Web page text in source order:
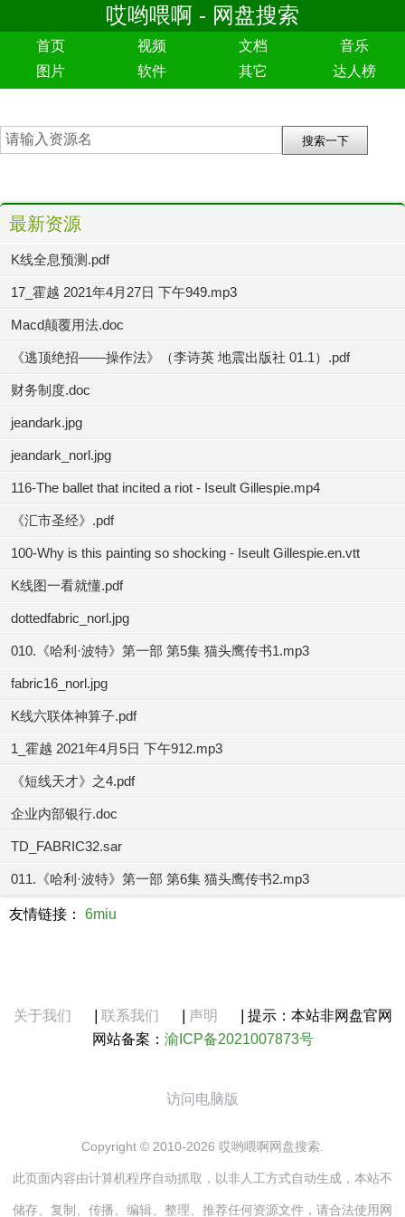
哎哟喂啊 - 网盘搜索
首页 视频 文档
音乐
图片
软件 其它 达人榜
最新资源
K线全息预测.pdf
17_霍越 2021年4月27日 下午949.mp3
Macd颠覆用法.doc
《逃顶绝招——操作法》（李诗英 地震出版社 01.1）.pdf
财务制度.doc
jeandark.jpg
jeandark_norl.jpg
116-The ballet that incited a riot - Iseult Gillespie.mp4
《汇市圣经》.pdf
100-Why is this painting so shocking - Iseult Gillespie.en.vtt
K线图一看就懂.pdf
dottedfabric_norl.jpg
010.《哈利·波特》第一部 第5集 猫头鹰传书1.mp3
fabric16_norl.jpg
K线六联体神算子.pdf
1_霍越 2021年4月5日 下午912.mp3
《短线天才》之4.pdf
企业内部银行.doc
TD_FABRIC32.sar
011.《哈利·波特》第一部 第6集 猫头鹰传书2.mp3
友情链接： 6miu
关于我们 联系我们 声明
提示：本站非网盘官网
网站备案： 渝ICP备2021007873号
访问电脑版
Copyright © 2010-2026 哎哟喂啊网盘搜索.
此页面内容由计算机程序自动抓取，以非人工方式自动生成，本站不
储存、复制、传播、编辑、整理、推荐任何资源文件，请合法使用网